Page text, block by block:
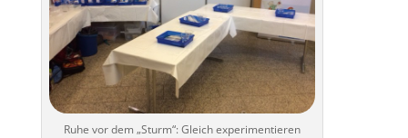
Ruhe vor dem „Sturm“: Gleich experimentieren